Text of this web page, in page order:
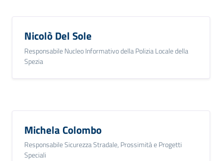
Nicolò Del Sole
Responsabile Nucleo Informativo della Polizia Locale della
Spezia
Michela Colombo
Responsabile Sicurezza Stradale, Prossimità e Progetti
Speciali